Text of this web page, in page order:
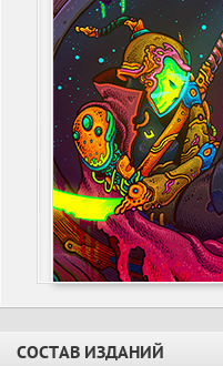
СОСТАВ ИЗДАНИЙ